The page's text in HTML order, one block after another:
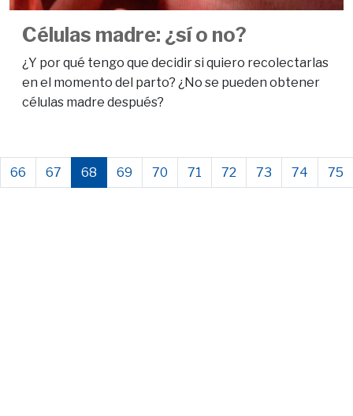
Células madre: ¿sí o no?
¿Y por qué tengo que decidir si quiero recolectarlas
en el momento del parto? ¿No se pueden obtener
células madre después?
66 67 68 69 70 71 72 73 74 75